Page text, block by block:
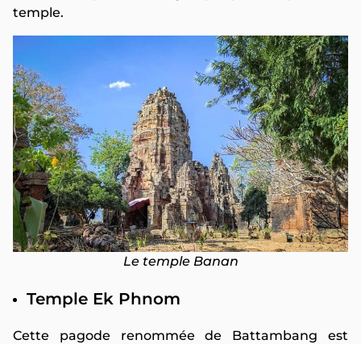
temple.
Le temple Banan
Temple Ek Phnom
Cette pagode renommée de Battambang est